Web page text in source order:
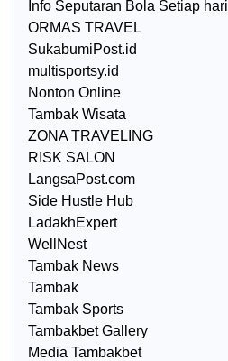
Info Seputaran Bola Setiap hari
ORMAS TRAVEL
SukabumiPost.id
multisportsy.id
Nonton Online
Tambak Wisata
ZONA TRAVELING
RISK SALON
LangsaPost.com
Side Hustle Hub
LadakhExpert
WellNest
Tambak News
Tambak
Tambak Sports
Tambakbet Gallery
Media Tambakbet